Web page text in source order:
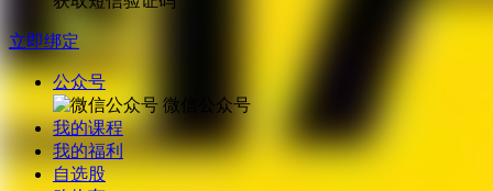
立即绑定
公众号
微信公众号
我的课程
我的福利
自选股